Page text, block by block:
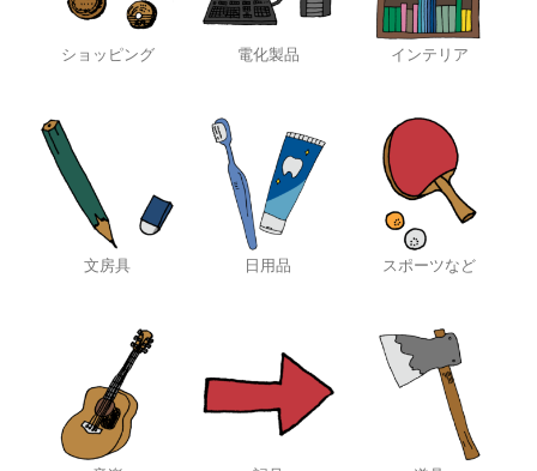
ショッピング 電化製品 インテリア
文房具 日用品 スポーツなど